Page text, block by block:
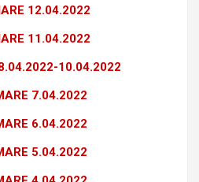
12.04.2022
11.04.2022
10.04.2022
7.04.2022
6.04.2022
5.04.2022